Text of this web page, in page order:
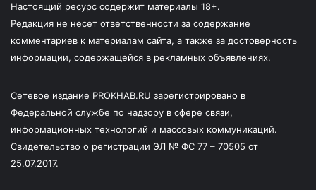
Настоящий ресурс содержит материалы 18+.
Редакция не несет ответственности за содержание
комментариев к материалам сайта, а также за достоверность
информации, содержащейся в рекламных объявлениях.
Сетевое издание PROKHAB.RU зарегистрировано в
Федеральной службе по надзору в сфере связи,
информационных технологий и массовых коммуникаций.
Свидетельство о регистрации ЭЛ № ФС 77 – 70505 от
25.07.2017.